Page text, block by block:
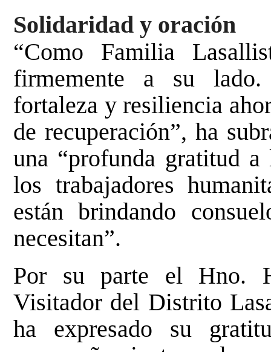
Solidaridad y oración
“Como Familia
firmemente a su lado.
fortaleza y resiliencia
de recuperación”, ha
una “profunda gratitud
los trabajadores
están brindando
necesitan”.
Por su parte el Hno.
Visitador del Distrito
ha expresado su